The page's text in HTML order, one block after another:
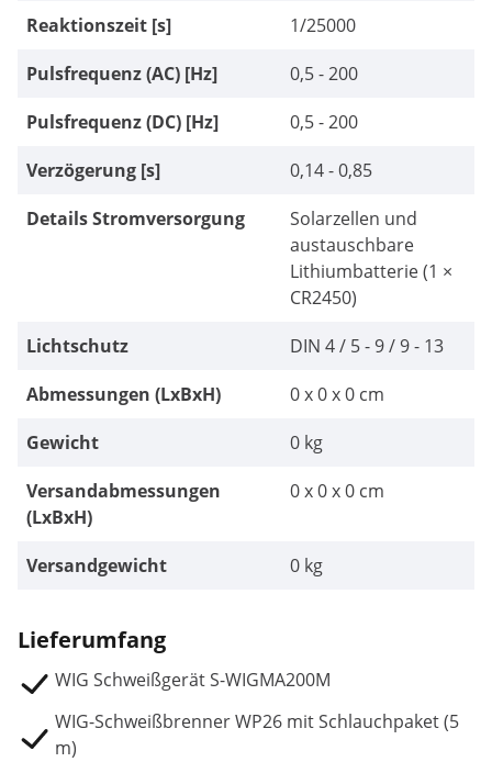
Reaktionszeit [s]
1/25000
Pulsfrequenz (AC) [Hz]
0,5 - 200
Pulsfrequenz (DC) [Hz]
0,5 - 200
Verzögerung [s]
0,14 - 0,85
Details Stromversorgung
Solarzellen und
austauschbare
Lithiumbatterie (1 ×
CR2450)
Lichtschutz
DIN 4 / 5 - 9 / 9 - 13
Abmessungen (LxBxH)
0 x 0 x 0 cm
Gewicht
0 kg
Versandabmessungen
(LxBxH)
0 x 0 x 0 cm
Versandgewicht 0 kg
Lieferumfang
WIG Schweißgerät S-WIGMA200M
WIG-Schweißbrenner WP26 mit Schlauchpaket (5
m)